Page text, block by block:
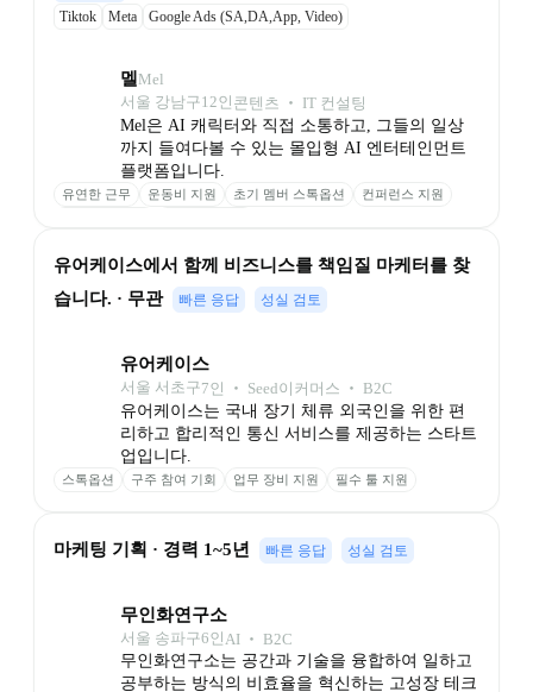
Tiktok
Meta Google Ads (SA,DA,App, Video)
멜 Mel
서울 강남구12인 콘텐츠 ‧ IT 컨설팅
Mel은 AI 캐릭터와 직접 소통하고, 그들의 일상
까지 들여다볼 수 있는 몰입형 AI 엔터테인먼트
플랫폼입니다.
유연한 근무 운동비 지원 초기 멤버 스톡옵션
컨퍼런스 지원
유어케이스에서 함께 비즈니스를 책임질 마케터를 찾
습니다. · 무관
빠른 응답 성실 검토
유어케이스
서울 서초구7인 ‧ Seed이커머스 ‧ B2C
유어케이스는 국내 장기 체류 외국인을 위한 편
리하고 합리적인 통신 서비스를 제공하는 스타트
업입니다.
스톡옵션 구주 참여 기회 업무 장비 지원 필수 툴 지원
마케팅 기획 · 경력 1~5년 빠른 응답 성실 검토
무인화연구소
서울 송파구6인 AI ‧ B2C
무인화연구소는 공간과 기술을 융합하여 일하고
공부하는 방식의 비효율을 혁신하는 고성장 테크